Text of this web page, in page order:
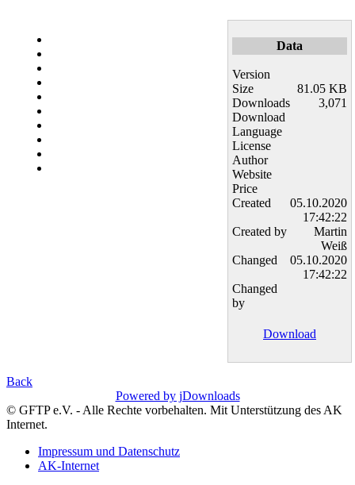
Data
Version
Size
81.05 KB
Downloads
3,071
Download
Language
License
Author
Website
Price
Created
05.10.2020
17:42:22
Created by
Martin
Weiß
Changed
05.10.2020
17:42:22
Changed
by
Download
Back
Powered by jDownloads
© GFTP e.V. - Alle Rechte vorbehalten. Mit Unterstützung des AK
Internet.
Impressum und Datenschutz
AK-Internet